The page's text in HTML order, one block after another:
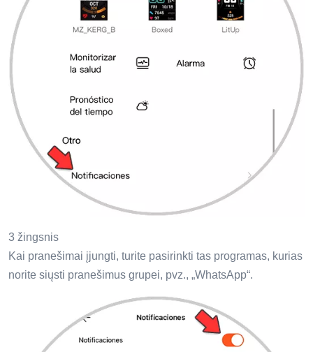
3 žingsnis
Kai pranešimai įjungti, turite pasirinkti tas programas, kurias
norite siųsti pranešimus grupei, pvz., „WhatsApp“.